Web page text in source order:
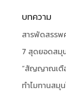
บทความ
สารพัดสรร
7 สุดยอดสมุ
“สัญญาณเตื
ทำไมทานสมุ